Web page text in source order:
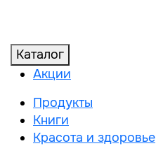
Каталог
Акции
Продукты
Книги
Красота и здоровье